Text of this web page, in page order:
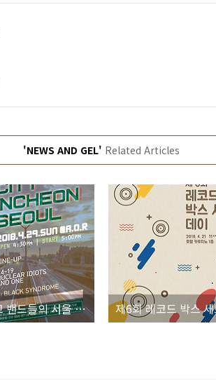
'NEWS AND GEL' Related Articles
인천연고 밴드들의 서울 공연 ‘City Incheon, Seoul’